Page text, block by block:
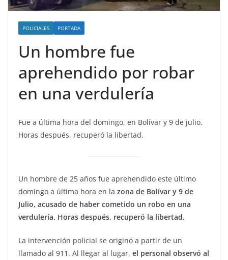
POLICIALES PORTADA
Un hombre fue
aprehendido por robar
en una verdulería
Fue a última hora del domingo, en Bolívar y 9 de julio.
Horas después, recuperó la libertad.
Un hombre de 25 años fue aprehendido este último
domingo a última hora en la zona de Bolívar y 9 de
Julio, acusado de haber cometido un robo en una
verdulería. Horas después, recuperó la libertad.
La intervención policial se originó a partir de un
llamado al 911. Al llegar al lugar, el personal observó al